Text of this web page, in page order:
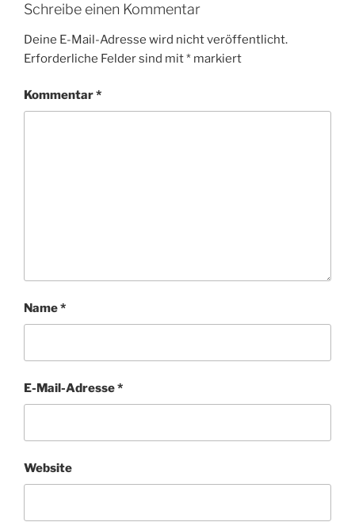
Schreibe einen Kommentar
Deine E-Mail-Adresse wird nicht veröffentlicht.
Erforderliche Felder sind mit* markiert
Kommentar*
Name*
E-Mail-Adresse*
Website